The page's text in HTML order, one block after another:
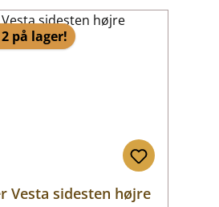
på lager!
Vesta sidesten højre